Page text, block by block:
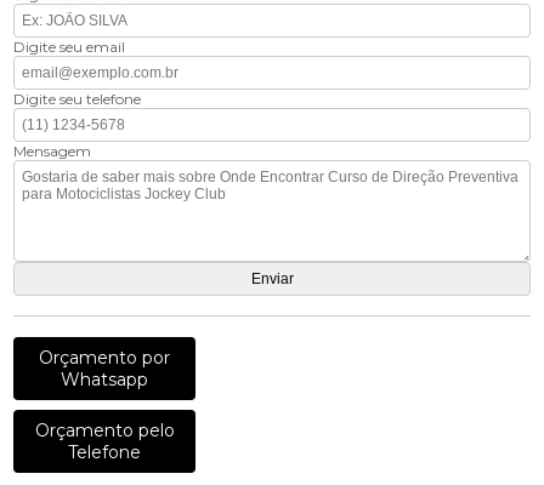
Digite seu email
Digite seu telefone
Mensagem
Orçamento por
Whatsapp
Orçamento pelo
Telefone